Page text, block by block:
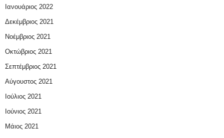
Ιανουάριος 2022
Δεκέμβριος 2021
Νοέμβριος 2021
Οκτώβριος 2021
Σεπτέμβριος 2021
Αύγουστος 2021
Ιούλιος 2021
Ιούνιος 2021
Μάιος 2021